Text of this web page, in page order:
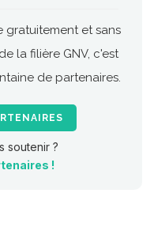
gratuitement et sans
la filière GNV, c'est
de partenaires.
soutenir ?
!